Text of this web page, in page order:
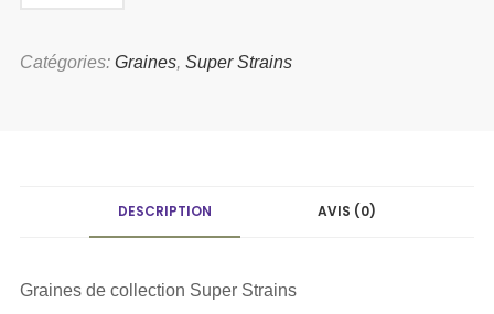
Catégories: Graines, Super Strains
DESCRIPTION AVIS (0)
Graines de collection Super Strains